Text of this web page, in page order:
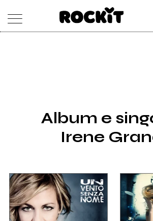
SHOP
RADIO
Album e
Irene